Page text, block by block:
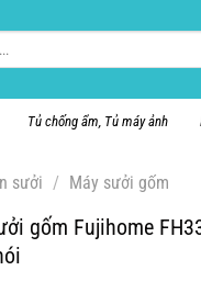
Tủ chống ẩm, Tủ máy ảnh
sưởi / Máy sưởi gốm
gốm Fujihome